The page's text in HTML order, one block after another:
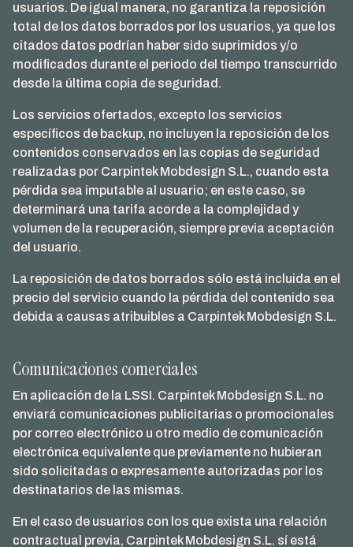
usuarios. De igual manera, no garantiza la reposición
total de los datos borrados por los usuarios, ya que los
citados datos podrían haber sido suprimidos y/o
modificados durante el periodo del tiempo transcurrido
desde la última copia de seguridad.
Los servicios ofertados, excepto los servicios
específicos de backup, no incluyen la reposición de los
contenidos conservados en las copias de seguridad
realizadas por Carpintek Mobdesign S.L., cuando esta
pérdida sea imputable al usuario; en este caso, se
determinará una tarifa acorde a la complejidad y
volumen de la recuperación, siempre previa aceptación
del usuario.
La reposición de datos borrados sólo está incluida en el
precio del servicio cuando la pérdida del contenido sea
debida a causas atribuibles a Carpintek Mobdesign S.L.
Comunicaciones comerciales
En aplicación de la LSSI. Carpintek Mobdesign S.L. no
enviará comunicaciones publicitarias o promocionales
por correo electrónico u otro medio de comunicación
electrónica equivalente que previamente no hubieran
sido solicitadas o expresamente autorizadas por los
destinatarios de las mismas.
En el caso de usuarios con los que exista una relación
contractual previa, Carpintek Mobdesign S.L. sí está